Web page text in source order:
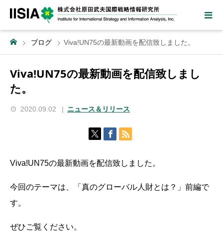
ブログ Viva!UN75の最新動画を配信致しました。
Viva!UN75の最新動画を配信致しまし
た。
2020.09.02 ニュース＆リリース
Viva!UN75の最新動画を配信致しました。
今回のテーマは、「真のグローバル人財とは？」前編で
す。
ぜひご覧ください。